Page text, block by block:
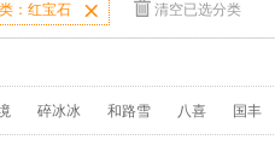
：红宝石  清空已选分类
碎冰冰 和路雪 八喜 国丰